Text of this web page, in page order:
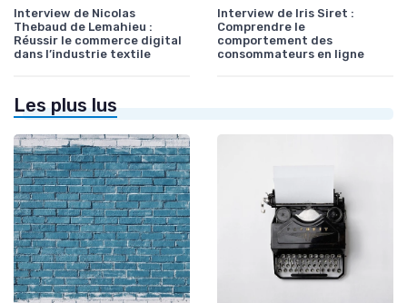
Interview de Nicolas
Thebaud de Lemahieu :
Réussir le commerce digital
dans l’industrie textile
Interview de Iris Siret :
Comprendre le
comportement des
consommateurs en ligne
Les plus lus